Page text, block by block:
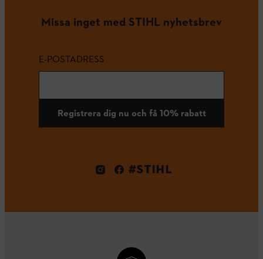
Missa inget med STIHL nyhetsbrev
E-POSTADRESS
Registrera dig nu och få 10% rabatt
#STIHL